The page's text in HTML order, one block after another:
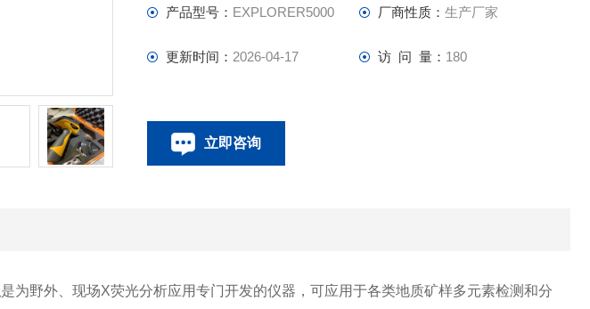
产品型号： EXPLORER5000 厂商性质： 生产厂家
更新时间： 2026-04-17 访 问 量： 180
立即咨询
是为野外、现场X荧光分析应用专门开发的仪器，可应用于各类地质矿样多元素检测和分